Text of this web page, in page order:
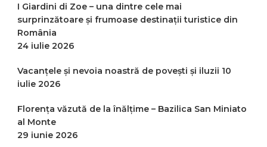
I Giardini di Zoe – una dintre cele mai
surprinzătoare și frumoase destinații turistice din
România
24 iulie 2026
Vacanțele și nevoia noastră de povești și iluzii 10
iulie 2026
Florența văzută de la înălțime – Bazilica San Miniato
al Monte
29 iunie 2026